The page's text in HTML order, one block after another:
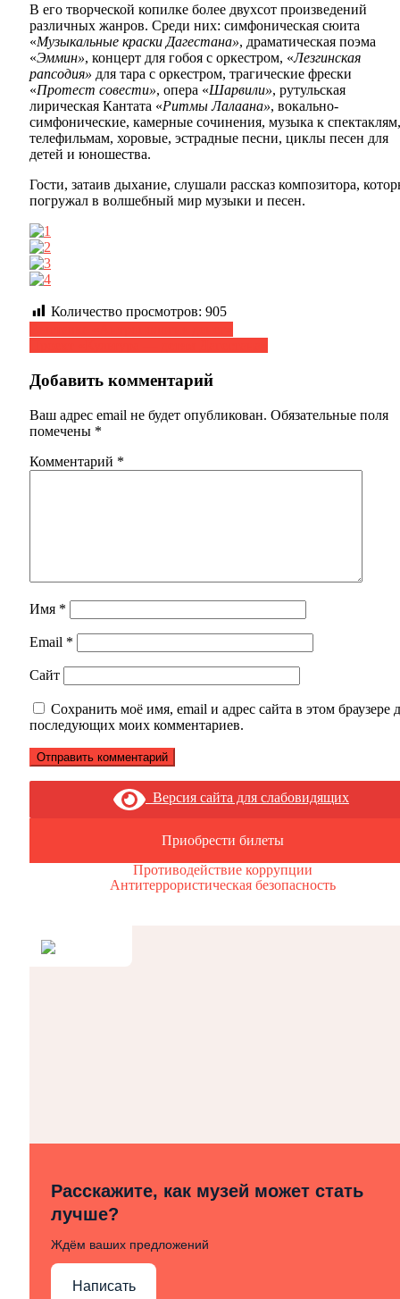
В его творческой копилке более двухсот произведений
различных жанров. Среди них: симфоническая сюита
«Музыкальные краски Дагестана», драматическая поэма
«Эммин», концерт для гобоя с оркестром, «Лезгинская
рапсодия» для тара с оркестром, трагические фрески
«Протест совести», опера «Шарвили», рутульская
лирическая Кaнтата «Ритмы Лалаана», вокально-
симфонические, камерные сочинения, музыка к спектаклям,
телефильмам, хоровые, эстрадные песни, циклы песен для
детей и юношества.
Гости, затаив дыхание, слушали рассказ композитора,
погружал в волшебный мир музыки и песен.
Количество просмотров: 905
Навигация
по
записям
Добавить комментарий
Ваш адрес email не будет опубликован. Обязательные поля
помечены *
Комментарий *
Имя *
Email *
Сайт
Сохранить моё имя, email и адрес сайта в этом браузере
последующих моих комментариев.
Версия сайта для слабовидящих
Приобрести билеты
Противодействие коррупции
Антитеррористическая безопасность
Расскажите, как музей может стать
лучше?
Ждём ваших предложений
Написать